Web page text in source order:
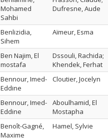
Mohamed
Sahbi
Dufresne, Aude
Benlizidia,
Sihem
Aïmeur, Esma
Ben Najim, El
mostafa
Dssouli, Rachida;
Khendek, Ferhat
Bennour, Imed-
Eddine
Cloutier, Jocelyn
Bennour, Imed-
Eddine
Aboulhamid, El
Mostapha
Benoît-Gagné,
Maxime
Hamel, Sylvie